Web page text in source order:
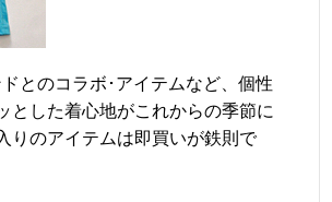
とのコラボ･アイテムなど、個性
とした着心地がこれからの季節に
りのアイテムは即買いが鉄則で